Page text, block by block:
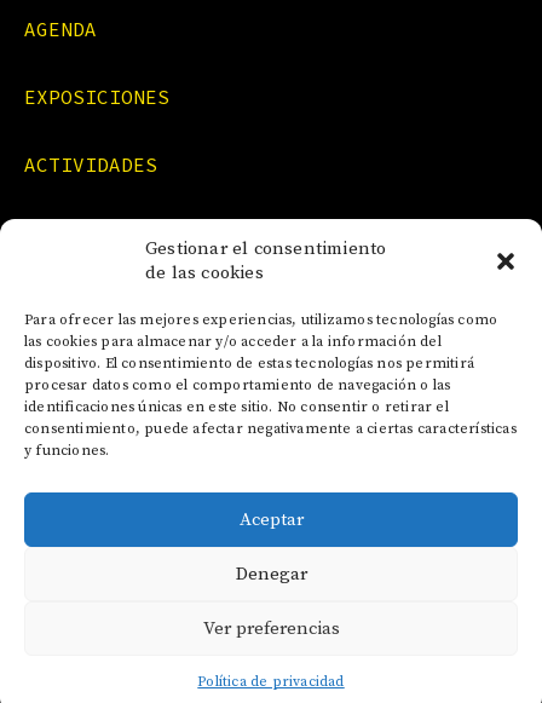
Gestionar el consentimiento
de las cookies
Para ofrecer las mejores experiencias, utilizamos tecnologías como
las cookies para almacenar y/o acceder a la información del
dispositivo. El consentimiento de estas tecnologías nos permitirá
procesar datos como el comportamiento de navegación o las
identificaciones únicas en este sitio. No consentir o retirar el
consentimiento, puede afectar negativamente a ciertas características
y funciones.
Aceptar
Denegar
Ver preferencias
Política de privacidad
AGENDA
EXPOSICIONES
ACTIVIDADES
CONTACTO
POLÍTICA DE COOKIES
POLÍTICA DE PRIVACIDAD